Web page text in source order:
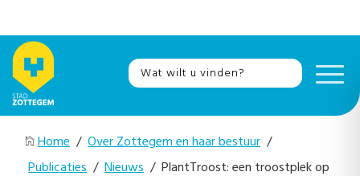
Home / Over Zottegem en haar bestuur /
Publicaties / Nieuws / PlantTroost: een troostplek op